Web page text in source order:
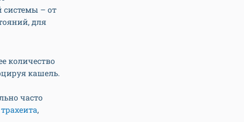
системы – от
для
количество
кашель.
часто
трахеита,